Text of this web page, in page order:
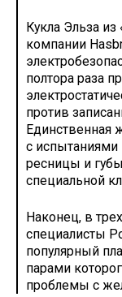
Кукла Эльза из
компании
полтора раза
против
Единственная
с испытаниями
ресницы и
специальной
Наконец, в
специалисты
популярный
парами
проблемы с